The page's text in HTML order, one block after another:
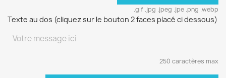
.gif .jpg .jpeg .jpe .png .webp
Texte au dos (cliquez sur le bouton 2 faces placé ci dessous)
250 caractères max